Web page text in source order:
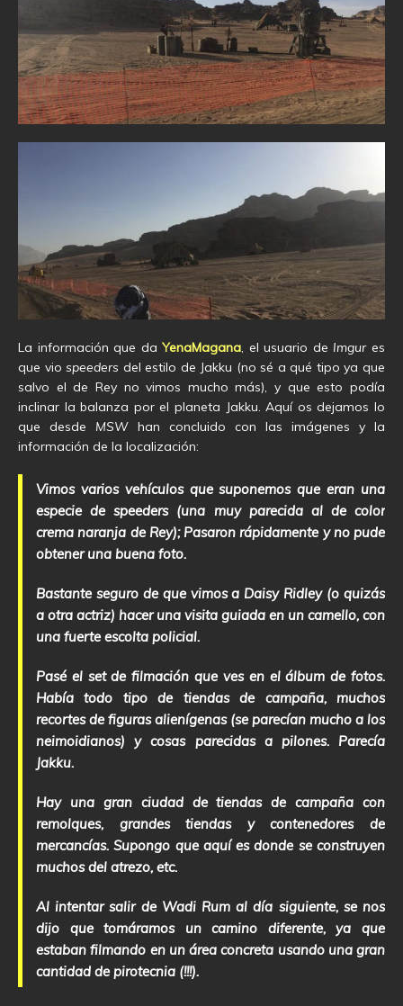
La información que daYenaMagana, el usuario de Imgures
que viospeeders del estilo de Jakku (no sé a qué tipo ya que
salvo el de Rey no vimos mucho más), y que esto podía
inclinar la balanza por el planeta Jakku. Aquí os dejamos lo
que desde MSW han concluido con las imágenes y la
información de la localización:
Vimos varios vehículos que suponemos que eran una
especie de speeders (una muy parecida al de color
crema naranja de Rey); Pasaron rápidamente y no pude
obtener una buena foto.
Bastante seguro de que vimos a Daisy Ridley (o quizás
a otra actriz) hacer una visita guiada en un camello, con
una fuerte escolta policial.
Pasé el set de filmación que ves en el álbum de fotos.
Había todo tipo de tiendas de campaña, muchos
recortes de figuras alienígenas (se parecían mucho a los
neimoidianos) y cosas parecidas a pilones. Parecía
Jakku.
Hay una gran ciudad de tiendas de campaña con
remolques, grandes tiendas y contenedores de
mercancías. Supongo que aquí es donde se construyen
muchos del atrezo, etc.
Al intentar salir de Wadi Rum al día siguiente, se nos
dijo que tomáramos un camino diferente, ya que
estaban filmando en un área concreta usando una gran
cantidad de pirotecnia (!!!).